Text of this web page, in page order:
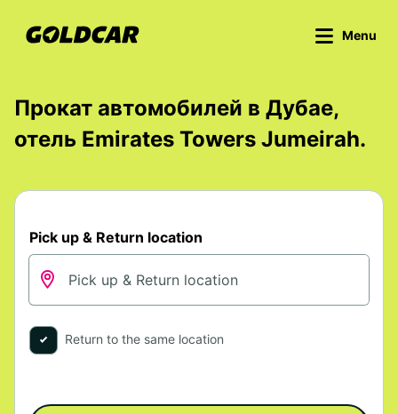
Menu
Прокат автомобилей в Дубае,
отель Emirates Towers Jumeirah.
Pick up & Return location
Return to the same location